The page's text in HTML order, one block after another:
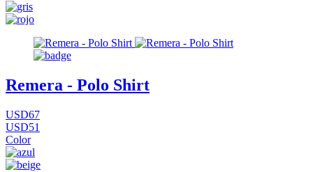
Remera - Polo Shirt
USD67
USD51
Color